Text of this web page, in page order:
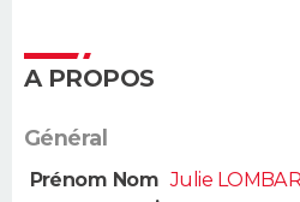
A PROPOS
Général
Prénom Nom Julie